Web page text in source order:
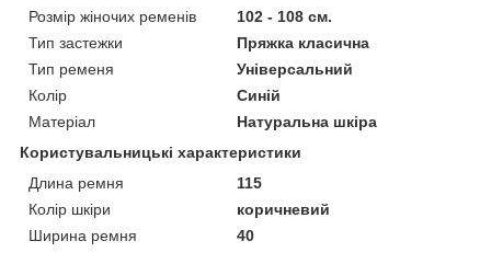
Розмір жіночих ременів
102 - 108 см.
Тип застежки
Пряжка класична
Тип ременя
Універсальний
Колір
Синій
Матеріал
Натуральна шкіра
Користувальницькі характеристики
Длина ремня
115
Колір шкіри
коричневий
Ширина ремня
40